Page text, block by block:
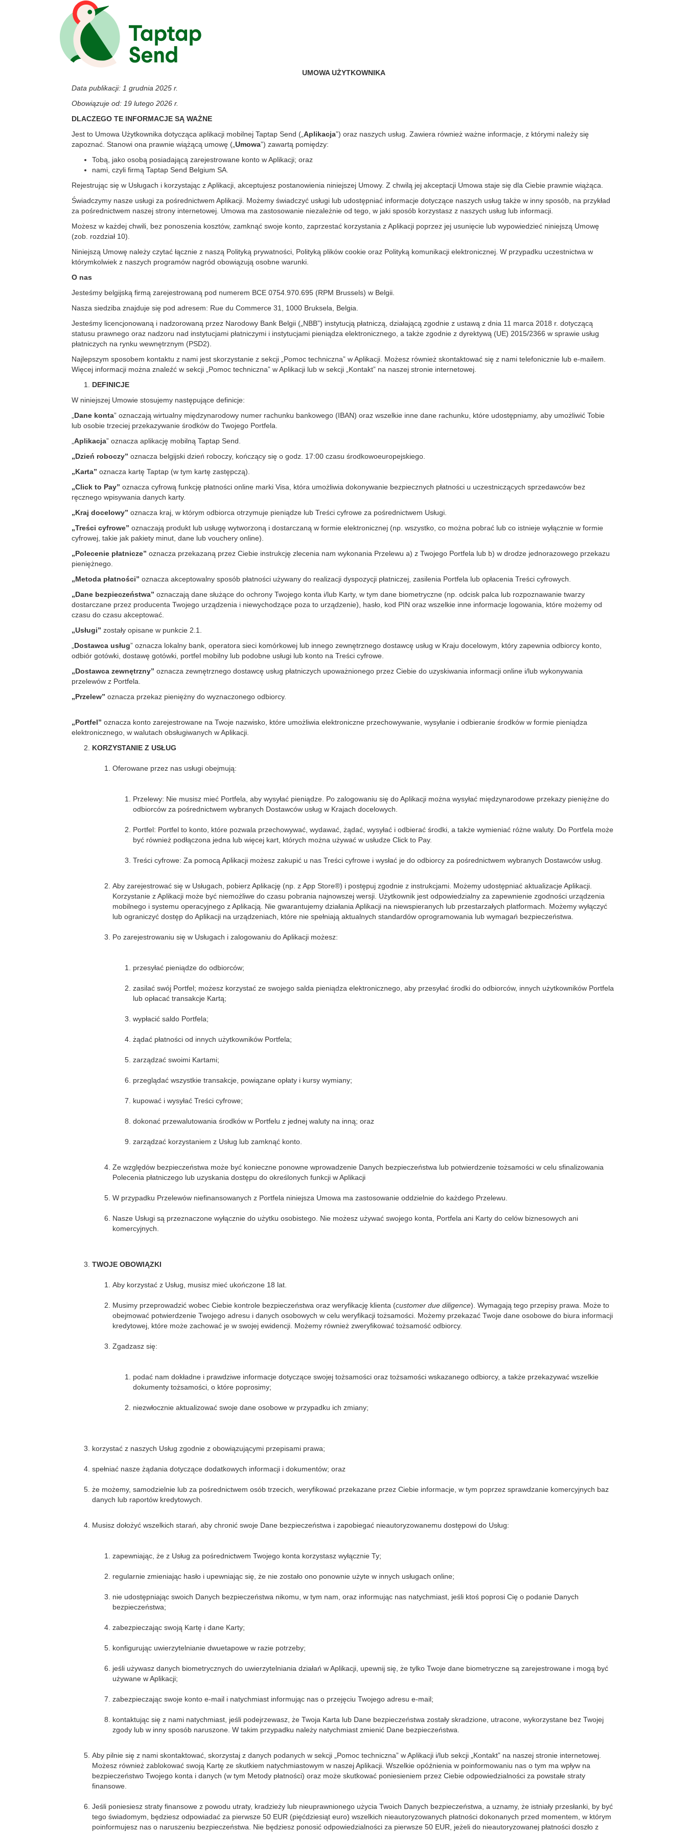
UMOWA UŻYTKOWNIKA
Data publikacji: 1 grudnia 2025 r.
Obowiązuje od: 19 lutego 2026 r.
DLACZEGO TE INFORMACJE SĄ WAŻNE
Jest to Umowa Użytkownika dotycząca aplikacji mobilnej Taptap Send („ Aplikacja”) oraz naszych usług. Zawiera również ważne informacje, z którymi należy się
zapoznać. Stanowi ona prawnie wiążącą umowę („ Umowa”) zawartą pomiędzy:
Tobą, jako osobą posiadającą zarejestrowane konto w Aplikacji; oraz
nami, czyli firmą Taptap Send Belgium SA.
Rejestrując się w Usługach i korzystając z Aplikacji, akceptujesz postanowienia niniejszej Umowy. Z chwilą jej akceptacji Umowa staje się dla Ciebie prawnie wiążąca.
Świadczymy nasze usługi za pośrednictwem Aplikacji. Możemy świadczyć usługi lub udostępniać informacje dotyczące naszych usług także w inny sposób, na przykład
za pośrednictwem naszej strony internetowej. Umowa ma zastosowanie niezależnie od tego, w jaki sposób korzystasz z naszych usług lub informacji.
Możesz w każdej chwili, bez ponoszenia kosztów, zamknąć swoje konto, zaprzestać korzystania z Aplikacji poprzez jej usunięcie lub wypowiedzieć niniejszą Umowę
(zob. rozdział 10).
Niniejszą Umowę należy czytać łącznie z naszą Polityką prywatności, Polityką plików cookie oraz Polityką komunikacji elektronicznej. W przypadku uczestnictwa w
którymkolwiek z naszych programów nagród obowiązują osobne warunki.
O nas
Jesteśmy belgijską firmą zarejestrowaną pod numerem BCE 0754.970.695 (RPM Brussels) w Belgii.
Nasza siedziba znajduje się pod adresem: Rue du Commerce 31, 1000 Bruksela, Belgia.
Jesteśmy licencjonowaną i nadzorowaną przez Narodowy Bank Belgii („NBB”) instytucją płatniczą, działającą zgodnie z ustawą z dnia 11 marca 2018 r. dotyczącą
statusu prawnego oraz nadzoru nad instytucjami płatniczymi i instytucjami pieniądza elektronicznego, a także zgodnie z dyrektywą (UE) 2015/2366 w sprawie usług
płatniczych na rynku wewnętrznym (PSD2).
Najlepszym sposobem kontaktu z nami jest skorzystanie z sekcji „Pomoc techniczna” w Aplikacji. Możesz również skontaktować się z nami telefonicznie lub e-mailem.
Więcej informacji można znaleźć w sekcji „Pomoc techniczna” w Aplikacji lub w sekcji „Kontakt” na naszej stronie internetowej.
DEFINICJE
W niniejszej Umowie stosujemy następujące definicje:
Dane konta” oznaczają wirtualny międzynarodowy numer rachunku bankowego (IBAN) oraz wszelkie inne dane rachunku, które udostępniamy, aby umożliwić Tobie
lub osobie trzeciej przekazywanie środków do Twojego Portfela.
Aplikacja” oznacza aplikację mobilną Taptap Send.
„Dzień roboczy” oznacza belgijski dzień roboczy, kończący się o godz. 17:00 czasu środkowoeuropejskiego.
„Karta” oznacza kartę Taptap (w tym kartę zastępczą).
„Click to Pay” oznacza cyfrową funkcję płatności online marki Visa, która umożliwia dokonywanie bezpiecznych płatności u uczestniczących sprzedawców bez
ręcznego wpisywania danych karty.
„Kraj docelowy” oznacza kraj, w którym odbiorca otrzymuje pieniądze lub Treści cyfrowe za pośrednictwem Usługi.
„Treści cyfrowe” oznaczają produkt lub usługę wytworzoną i dostarczaną w formie elektronicznej (np. wszystko, co można pobrać lub co istnieje wyłącznie w formie
cyfrowej, takie jak pakiety minut, dane lub vouchery online).
„Polecenie płatnicze” oznacza przekazaną przez Ciebie instrukcję zlecenia nam wykonania Przelewu a) z Twojego Portfela lub b) w drodze jednorazowego przekazu
pieniężnego.
„Metoda płatności” oznacza akceptowalny sposób płatności używany do realizacji dyspozycji płatniczej, zasilenia Portfela lub opłacenia Treści cyfrowych.
„Dane bezpieczeństwa” oznaczają dane służące do ochrony Twojego konta i/lub Karty, w tym dane biometryczne (np. odcisk palca lub rozpoznawanie twarzy
dostarczane przez producenta Twojego urządzenia i niewychodzące poza to urządzenie), hasło, kod PIN oraz wszelkie inne informacje logowania, które możemy od
czasu do czasu akceptować.
„Usługi” zostały opisane w punkcie 2.1.
Dostawca usług” oznacza lokalny bank, operatora sieci komórkowej lub innego zewnętrznego dostawcę usług w Kraju docelowym, który zapewnia odbiorcy konto,
odbiór gotówki, dostawę gotówki, portfel mobilny lub podobne usługi lub konto na Treści cyfrowe.
„Dostawca zewnętrzny” oznacza zewnętrznego dostawcę usług płatniczych upoważnionego przez Ciebie do uzyskiwania informacji online i/lub wykonywania
przelewów z Portfela.
„Przelew” oznacza przekaz pieniężny do wyznaczonego odbiorcy.
„Portfel” oznacza konto zarejestrowane na Twoje nazwisko, które umożliwia elektroniczne przechowywanie, wysyłanie i odbieranie środków w formie pieniądza
elektronicznego, w walutach obsługiwanych w Aplikacji.
KORZYSTANIE Z USŁUG
Oferowane przez nas usługi obejmują:
Przelewy: Nie musisz mieć Portfela, aby wysyłać pieniądze. Po zalogowaniu się do Aplikacji można wysyłać międzynarodowe przekazy pieniężne do
odbiorców za pośrednictwem wybranych Dostawców usług w Krajach docelowych.
Portfel: Portfel to konto, które pozwala przechowywać, wydawać, żądać, wysyłać i odbierać środki, a także wymieniać różne waluty. Do Portfela może
być również podłączona jedna lub więcej kart, których można używać w usłudze Click to Pay.
Treści cyfrowe: Za pomocą Aplikacji możesz zakupić u nas Treści cyfrowe i wysłać je do odbiorcy za pośrednictwem wybranych Dostawców usług.
Aby zarejestrować się w Usługach, pobierz Aplikację (np. z App Store®) i postępuj zgodnie z instrukcjami. Możemy udostępniać aktualizacje Aplikacji.
Korzystanie z Aplikacji może być niemożliwe do czasu pobrania najnowszej wersji. Użytkownik jest odpowiedzialny za zapewnienie zgodności urządzenia
mobilnego i systemu operacyjnego z Aplikacją. Nie gwarantujemy działania Aplikacji na niewspieranych lub przestarzałych platformach. Możemy wyłączyć
lub ograniczyć dostęp do Aplikacji na urządzeniach, które nie spełniają aktualnych standardów oprogramowania lub wymagań bezpieczeństwa.
Po zarejestrowaniu się w Usługach i zalogowaniu do Aplikacji możesz:
przesyłać pieniądze do odbiorców;
zasilać swój Portfel; możesz korzystać ze swojego salda pieniądza elektronicznego, aby przesyłać środki do odbiorców, innych użytkowników Portfela
lub opłacać transakcje Kartą;
wypłacić saldo Portfela;
żądać płatności od innych użytkowników Portfela;
zarządzać swoimi Kartami;
przeglądać wszystkie transakcje, powiązane opłaty i kursy wymiany;
kupować i wysyłać Treści cyfrowe;
dokonać przewalutowania środków w Portfelu z jednej waluty na inną; oraz
zarządzać korzystaniem z Usług lub zamknąć konto.
Ze względów bezpieczeństwa może być konieczne ponowne wprowadzenie Danych bezpieczeństwa lub potwierdzenie tożsamości w celu sfinalizowania
Polecenia płatniczego lub uzyskania dostępu do określonych funkcji w Aplikacji
W przypadku Przelewów niefinansowanych z Portfela niniejsza Umowa ma zastosowanie oddzielnie do każdego Przelewu.
Nasze Usługi są przeznaczone wyłącznie do użytku osobistego. Nie możesz używać swojego konta, Portfela ani Karty do celów biznesowych ani
komercyjnych.
TWOJE OBOWIĄZKI
Aby korzystać z Usług, musisz mieć ukończone 18 lat.
Musimy przeprowadzić wobec Ciebie kontrole bezpieczeństwa oraz weryfikację klienta (customer due diligence). Wymagają tego przepisy prawa. Może to
obejmować potwierdzenie Twojego adresu i danych osobowych w celu weryfikacji tożsamości. Możemy przekazać Twoje dane osobowe do biura informacji
kredytowej, które może zachować je w swojej ewidencji. Możemy również zweryfikować tożsamość odbiorcy.
Zgadzasz się:
podać nam dokładne i prawdziwe informacje dotyczące swojej tożsamości oraz tożsamości wskazanego odbiorcy, a także przekazywać wszelkie
dokumenty tożsamości, o które poprosimy;
niezwłocznie aktualizować swoje dane osobowe w przypadku ich zmiany;
korzystać z naszych Usług zgodnie z obowiązującymi przepisami prawa;
spełniać nasze żądania dotyczące dodatkowych informacji i dokumentów; oraz
że możemy, samodzielnie lub za pośrednictwem osób trzecich, weryfikować przekazane przez Ciebie informacje, w tym poprzez sprawdzanie komercyjnych baz
danych lub raportów kredytowych.
Musisz dołożyć wszelkich starań, aby chronić swoje Dane bezpieczeństwa i zapobiegać nieautoryzowanemu dostępowi do Usług:
zapewniając, że z Usług za pośrednictwem Twojego konta korzystasz wyłącznie Ty;
regularnie zmieniając hasło i upewniając się, że nie zostało ono ponownie użyte w innych usługach online;
nie udostępniając swoich Danych bezpieczeństwa nikomu, w tym nam, oraz informując nas natychmiast, jeśli ktoś poprosi Cię o podanie Danych
bezpieczeństwa;
zabezpieczając swoją Kartę i dane Karty;
konfigurując uwierzytelnianie dwuetapowe w razie potrzeby;
jeśli używasz danych biometrycznych do uwierzytelniania działań w Aplikacji, upewnij się, że tylko Twoje dane biometryczne są zarejestrowane i mogą być
używane w Aplikacji;
zabezpieczając swoje konto e-mail i natychmiast informując nas o przejęciu Twojego adresu e-mail;
kontaktując się z nami natychmiast, jeśli podejrzewasz, że Twoja Karta lub Dane bezpieczeństwa zostały skradzione, utracone, wykorzystane bez Twojej
zgody lub w inny sposób naruszone. W takim przypadku należy natychmiast zmienić Dane bezpieczeństwa.
Aby pilnie się z nami skontaktować, skorzystaj z danych podanych w sekcji „Pomoc techniczna” w Aplikacji i/lub sekcji „Kontakt” na naszej stronie internetowej.
Możesz również zablokować swoją Kartę ze skutkiem natychmiastowym w naszej Aplikacji. Wszelkie opóźnienia w poinformowaniu nas o tym ma wpływ na
bezpieczeństwo Twojego konta i danych (w tym Metody płatności) oraz może skutkować poniesieniem przez Ciebie odpowiedzialności za powstałe straty
finansowe.
Jeśli poniesiesz straty finansowe z powodu utraty, kradzieży lub nieuprawnionego użycia Twoich Danych bezpieczeństwa, a uznamy, że istniały przesłanki, by być
tego świadomym, będziesz odpowiadać za pierwsze 50 EUR (pięćdziesiąt euro) wszelkich nieautoryzowanych płatności dokonanych przed momentem, w którym
poinformujesz nas o naruszeniu bezpieczeństwa. Nie będziesz ponosić odpowiedzialności za pierwsze 50 EUR, jeżeli do nieautoryzowanej płatności doszło z